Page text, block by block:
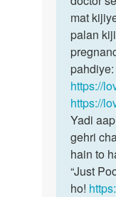
by
mein…
mat
palan
pahdiye:
https://
https://
Yadi
gehri
hain to
“Just
ho!